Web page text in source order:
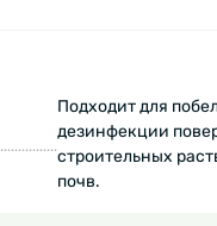
Подходит для
дезинфекции
строительных
почв.